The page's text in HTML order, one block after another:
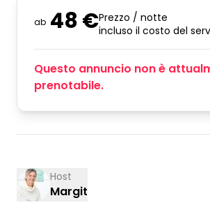
ab 48 €Prezzo / notte
incluso il costo del
Questo annuncio non è
prenotabile.
Host
Margit